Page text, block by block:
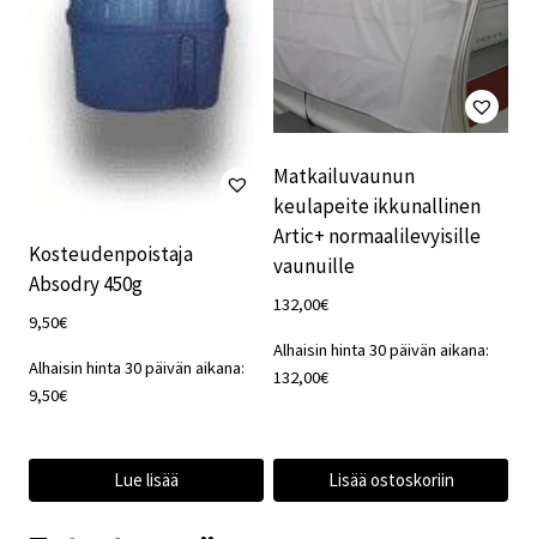
Kosteudenpoistaja
Absodry 450g
9,50€
Alhaisin hinta 30 päivän aikana:
9,50€
Lue lisää
Matkailuvaunun
keulapeite ikkunallinen
Artic+ normaalilevyisille
vaunuille
132,00€
Alhaisin hinta 30 päivän aikana:
132,00€
Lisää ostoskoriin